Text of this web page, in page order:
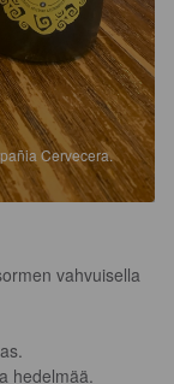
Cervecera.
vahvuisella
hedelmää.